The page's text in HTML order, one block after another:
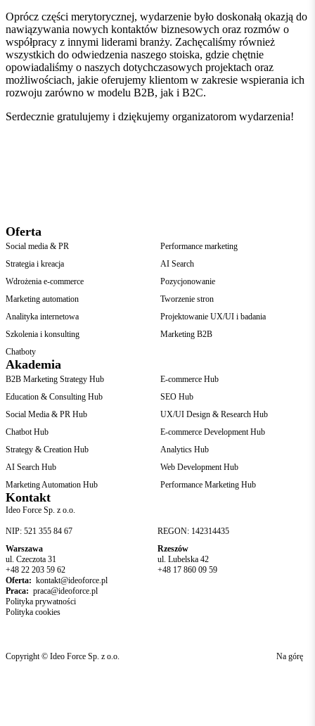
Oprócz części merytorycznej, wydarzenie było doskonałą okazją do
nawiązywania nowych kontaktów biznesowych oraz rozmów o
współpracy z innymi liderami branży. Zachęcaliśmy również
wszystkich do odwiedzenia naszego stoiska, gdzie chętnie
opowiadaliśmy o naszych dotychczasowych projektach oraz
możliwościach, jakie oferujemy klientom w zakresie wspierania ich
rozwoju zarówno w modelu B2B, jak i B2C.
Serdecznie gratulujemy i dziękujemy organizatorom wydarzenia!
Oferta
Social media & PR
Performance marketing
Strategia i kreacja
AI Search
Wdrożenia e-commerce
Pozycjonowanie
Marketing automation
Tworzenie stron
Analityka internetowa
Projektowanie UX/UI i badania
Szkolenia i konsulting
Marketing B2B
Chatboty
Akademia
B2B Marketing Strategy Hub
E-commerce Hub
Education & Consulting Hub
SEO Hub
Social Media & PR Hub
UX/UI Design & Research Hub
Chatbot Hub
E-commerce Development Hub
Strategy & Creation Hub
Analytics Hub
AI Search Hub
Web Development Hub
Marketing Automation Hub
Performance Marketing Hub
Kontakt
Ideo Force Sp. z o.o.
NIP: 521 355 84 67
REGON: 142314435
Warszawa
ul. Czeczota 31
+48 22 203 59 62
Rzeszów
ul. Lubelska 42
+48 17 860 09 59
Oferta: kontakt@ideoforce.pl
Praca: praca@ideoforce.pl
Polityka prywatności
Polityka cookies
Copyright © Ideo Force Sp. z o.o. Na górę